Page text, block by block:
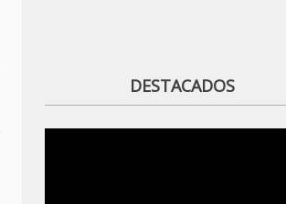
DESTACADOS